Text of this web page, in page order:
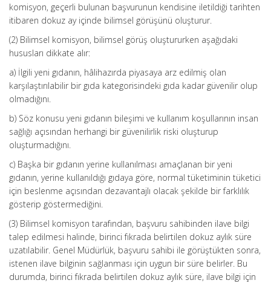
komisyon, geçerli bulunan başvurunun kendisine iletildiği tarihten
itibaren dokuz ay içinde bilimsel görüşünü oluşturur.
(2) Bilimsel komisyon, bilimsel görüş oluştururken aşağıdaki
hususları dikkate alır:
a) İlgili yeni gıdanın, hâlihazırda piyasaya arz edilmiş olan
karşılaştırılabilir bir gıda kategorisindeki gıda kadar güvenilir olup
olmadığını.
b) Söz konusu yeni gıdanın bileşimi ve kullanım koşullarının insan
sağlığı açısından herhangi bir güvenilirlik riski oluşturup
oluşturmadığını.
c) Başka bir gıdanın yerine kullanılması amaçlanan bir yeni
gıdanın, yerine kullanıldığı gıdaya göre, normal tüketiminin tüketici
için beslenme açısından dezavantajlı olacak şekilde bir farklılık
gösterip göstermediğini.
(3) Bilimsel komisyon tarafından, başvuru sahibinden ilave bilgi
talep edilmesi halinde, birinci fıkrada belirtilen dokuz aylık süre
uzatılabilir. Genel Müdürlük, başvuru sahibi ile görüştükten sonra,
istenen ilave bilginin sağlanması için uygun bir süre belirler. Bu
durumda, birinci fıkrada belirtilen dokuz aylık süre, ilave bilgi için